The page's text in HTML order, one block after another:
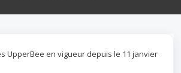
UpperBee en vigueur depuis le 11 janvier